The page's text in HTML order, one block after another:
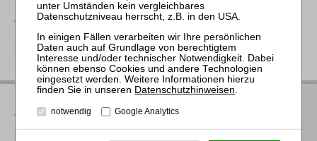
15.10.2025: Mitarbeiter-Webinar Einführung in die Bearbeitung
der Insolvenztabelle
zurück
Das bieten Ihnen unsere
Veranstaltungen
Datenschutzhinweisen
notwendig Google Analytics